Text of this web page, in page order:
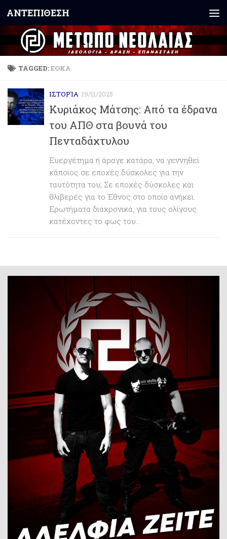
Skip to content
ΑΝΤΕΠΙΘΕΣΗ
TAGGED:ΕΟΚΑ
ΙΣΤΟΡΊΑ 19/11/2025
Κυριάκος Μάτσης: Από τα έδρανα
του ΑΠΘ στα βουνά του
Πενταδάχτυλου
Ευεργέτημα ή άραγε κατάρα, να γεννηθεί
κάποιος σε εποχές δύσκολες για την
ταυτότητα του; Σε εποχές δύσκολες και
θλιβερές για το Έθνος στο οποίο ανήκει.
Ερωτήματα διαχρονικά, για τους ολίγους
κατέχοντες το φως του...